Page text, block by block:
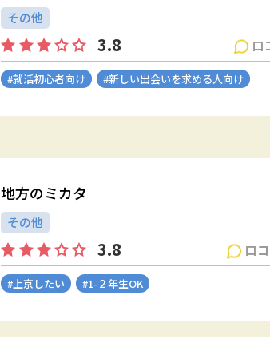
その他
3.8 口
#就活初心者向け #新しい出会いを求める人向け
地方のミカタ
その他
3.8 口
#上京したい #1-２年生OK